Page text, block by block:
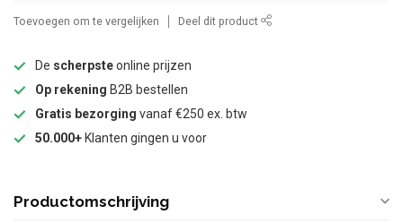
Toevoegen om te vergelijken Deel dit product
De scherpsteonline prijzen
Op rekening B2B bestellen
Gratis bezorging vanaf €250 ex. btw
50.000+ Klanten gingen u voor
Productomschrijving